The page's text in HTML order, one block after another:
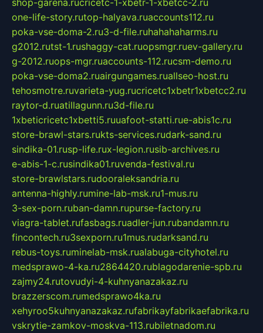
one-life-story.rutop-halyava.ruaccounts112.ru
poka-vse-doma-2.ru3-d-file.ruhahahaharms.ru
g2012.rutst-1.rushaggy-cat.ruopsmgr.ruev-gallery.ru
g-2012.ruops-mgr.ruaccounts-112.rucsm-demo.ru
poka-vse-doma2.ruairgungames.ruallseo-host.ru
tehosmotre.ruvarieta-yug.rucricetc1xbetr1xbetcc2.ru
raytor-d.ruatillagunn.ru3d-file.ru
1xbeticricetc1xbetti5.ruuafoot-statti.rue-abis1c.ru
store-brawl-stars.rukts-services.rudark-sand.ru
sindika-01.rusp-life.rux-legion.rusib-archives.ru
e-abis-1-c.rusindika01.ruvenda-festival.ru
store-brawlstars.rudooraleksandria.ru
antenna-highly.rumine-lab-msk.ru1-mus.ru
3-sex-porn.ruban-damn.rupurse-factory.ru
viagra-tablet.rufasbags.ruadler-jun.rubandamn.ru
fincontech.ru3sexporn.ru1mus.rudarksand.ru
rebus-toys.ruminelab-msk.rualabuga-cityhotel.ru
medsprawo-4-ka.ru2864420.rublagodarenie-spb.ru
zajmy24.rutovudyi-4-kuhnyanazakaz.ru
brazzerscom.rumedsprawo4ka.ru
xehyroo5kuhnyanazakaz.rufabrikayfabrikaefabrika.ru
vskrytie-zamkov-moskva-113.rubiletnadom.ru